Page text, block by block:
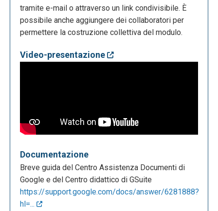
tramite e-mail o attraverso un link condivisibile. È
possibile anche aggiungere dei collaboratori per
permettere la costruzione collettiva del modulo.
Video-presentazione
Documentazione
Breve guida del Centro Assistenza Documenti di
Google e del Centro didattico di GSuite
https://support.google.com/docs/answer/6281888?
hl=...